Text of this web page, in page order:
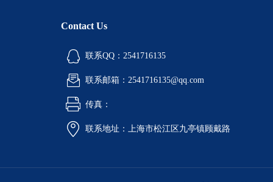
Contact Us
联系QQ：2541716135
联系邮箱：2541716135@qq.com
传真：
联系地址：上海市松江区九亭镇顾戴路